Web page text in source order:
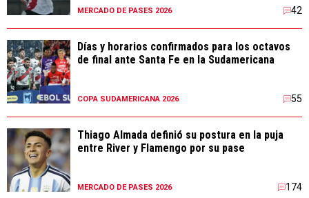
MERCADO DE PASES 2026 42
Días y horarios confirmados para los octavos
de final ante Santa Fe en la Sudamericana
COPA SUDAMERICANA 2026 55
Thiago Almada definió su postura en la puja
entre River y Flamengo por su pase
MERCADO DE PASES 2026 174